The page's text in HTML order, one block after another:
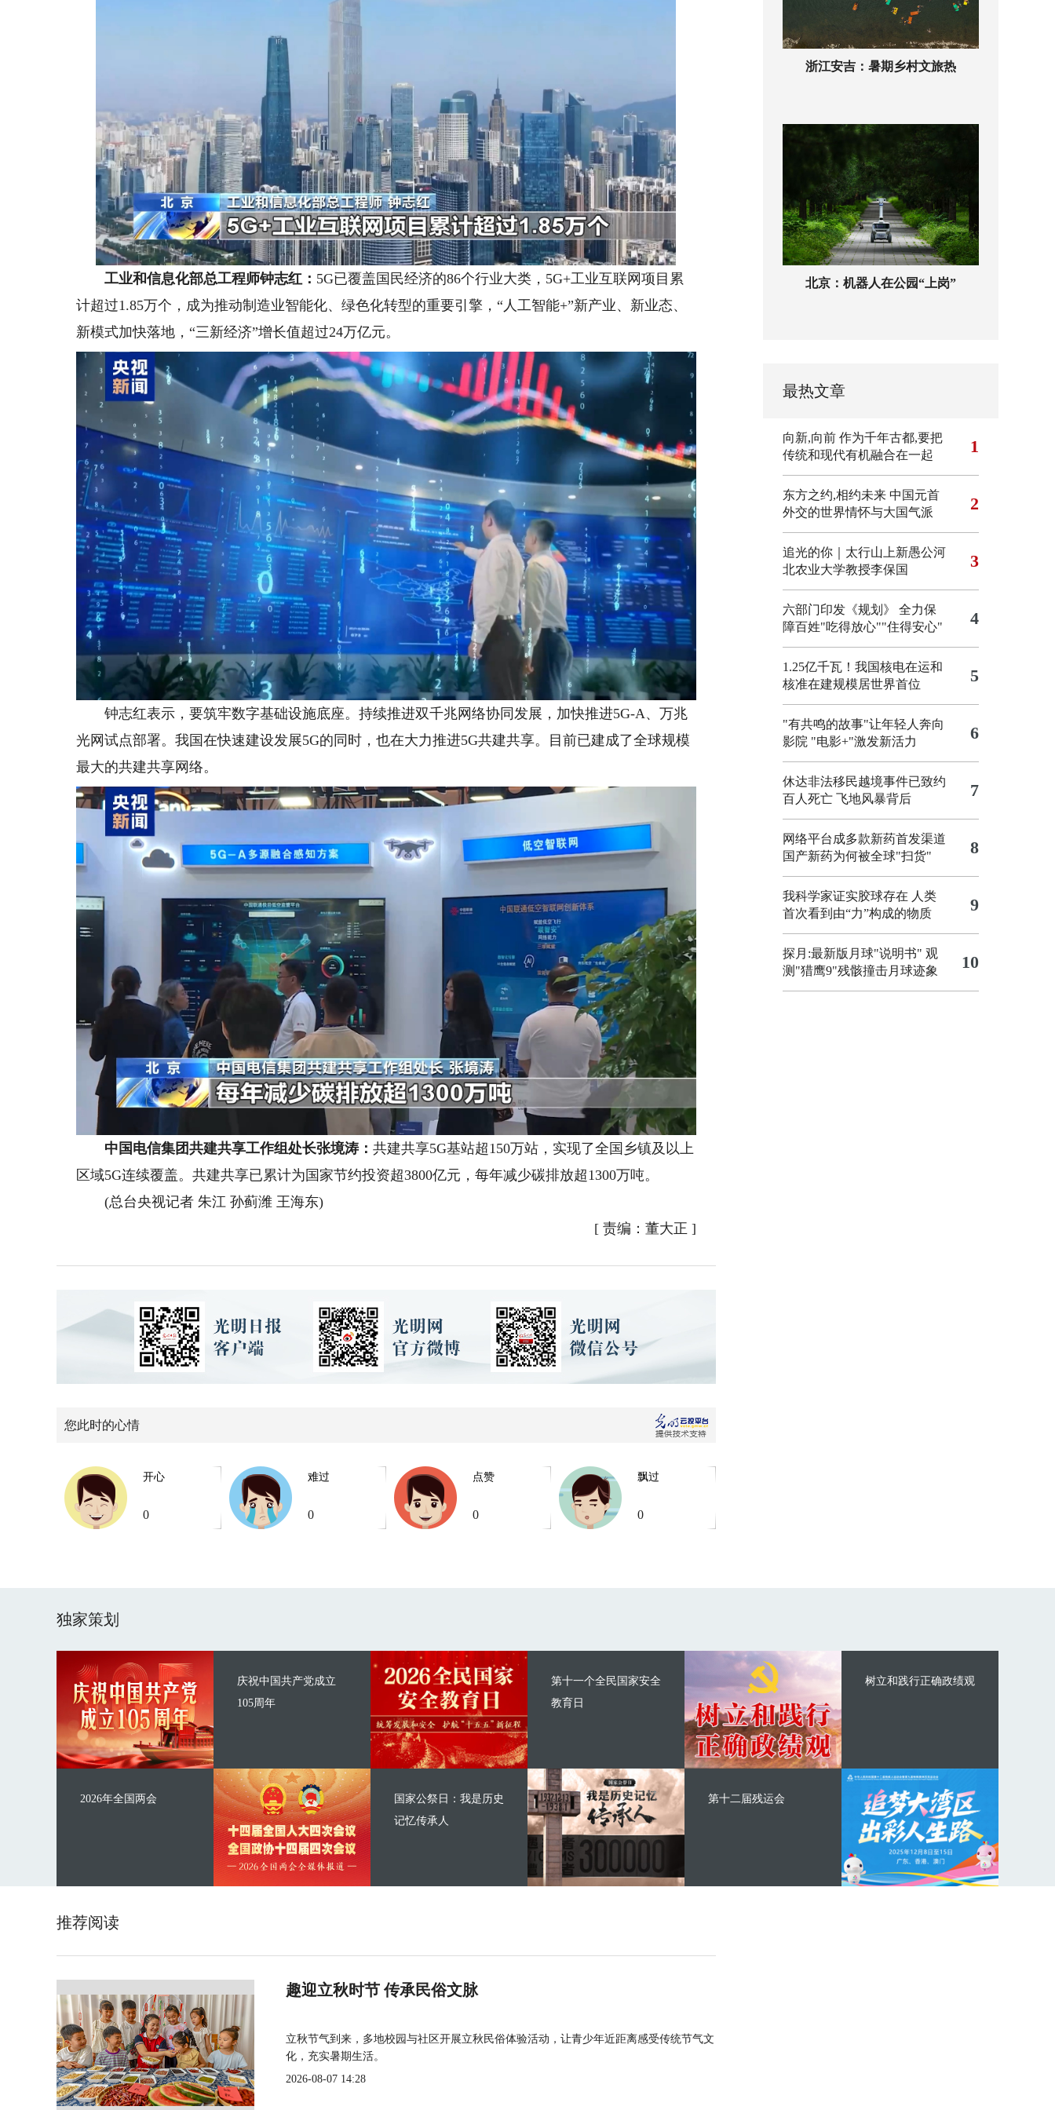
工业和信息化部总工程师钟志红： 5G已覆盖国民经济的86个行业大类，5G+工业互联网项目累
计超过1.85万个，成为推动制造业智能化、绿色化转型的重要引擎，“人工智能+”新产业、新业态、
新模式加快落地，“三新经济”增长值超过24万亿元。
钟志红表示，要筑牢数字基础设施底座。持续推进双千兆网络协同发展，加快推进5G-A、万兆
光网试点部署。我国在快速建设发展5G的同时，也在大力推进5G共建共享。目前已建成了全球规模
最大的共建共享网络。
中国电信集团共建共享工作组处长张境涛：共建共享5G基站超150万站，实现了全国乡镇及以上
区域5G连续覆盖。共建共享已累计为国家节约投资超3800亿元，每年减少碳排放超1300万吨。
(总台央视记者 朱江 孙蓟潍 王海东)
[ 责编：董大正 ]
您此时的心情
开心
0
难过
0
点赞
0
飘过
0
浙江安吉：暑期乡村文旅热
北京：机器人在公园“上岗”
最热文章
向新,向前 作为千年古都,要把
传统和现代有机融合在一起
1
东方之约,相约未来 中国元首
外交的世界情怀与大国气派
2
追光的你｜太行山上新愚公河
北农业大学教授李保国
3
六部门印发《规划》 全力保
障百姓"吃得放心""住得安心"
4
1.25亿千瓦！我国核电在运和
核准在建规模居世界首位
5
"有共鸣的故事"让年轻人奔向
影院 "电影+"激发新活力 6
休达非法移民越境事件已致约
百人死亡 飞地风暴背后 7
网络平台成多款新药首发渠道
国产新药为何被全球"扫货"
8
我科学家证实胶球存在 人类
首次看到由“力”构成的物质
9
探月:最新版月球"说明书" 观
测"猎鹰9"残骸撞击月球迹象
10
独家策划
庆祝中国共产党成立
105周年
2026年全国两会
第十一个全民国家安全
教育日
国家公祭日：我是历史
记忆传承人
树立和践行正确政绩观
第十二届残运会
推荐阅读
趣迎立秋时节 传承民俗文脉
立秋节气到来，多地校园与社区开展立秋民俗体验活动，让青少年近距离感受传统节气文
化，充实暑期生活。
2026-08-07 14:28